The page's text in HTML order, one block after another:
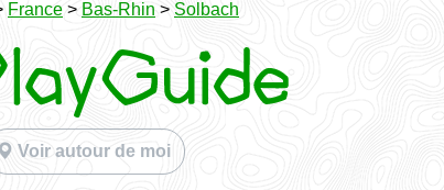
France > Bas-Rhin > Solbach
Voir autour de moi